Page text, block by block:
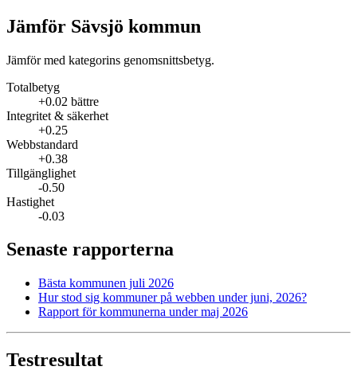
Jämför Sävsjö kommun
Jämför med kategorins genomsnittsbetyg.
Totalbetyg
+0.02 bättre
Integritet & säkerhet
+0.25
Webbstandard
+0.38
Tillgänglighet
-0.50
Hastighet
-0.03
Senaste rapporterna
Bästa kommunen juli 2026
Hur stod sig kommuner på webben under juni, 2026?
Rapport för kommunerna under maj 2026
Testresultat